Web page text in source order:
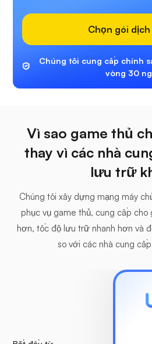
Chọn gói dịch
Chúng tôi cung cấp chính
vòng 30
Vì sao game thủ
thay vì các nhà
lưu trữ
Chúng tôi xây dựng mạng máy
phục vụ game thủ, cung cấp
hơn, tốc độ lưu trữ nhanh hơn và
so với các nhà cung